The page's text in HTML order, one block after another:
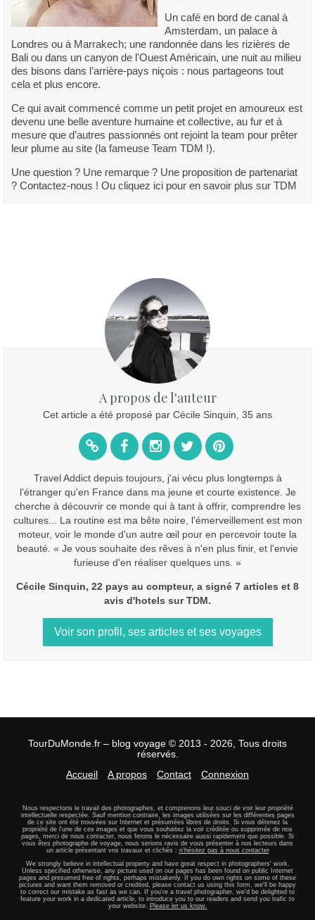
Un café en bord de canal à
Amsterdam, un palace à
Londres ou à Marrakech; une randonnée dans les rizières de
Bali ou dans un canyon de l'Ouest Américain, une nuit au milieu
des bisons dans l’arrière-pays niçois : nous partageons tout
cela et plus encore.
Ce qui avait commencé comme un petit projet en amoureux est
devenu une belle aventure humaine et collective, au fur et à
mesure que d’autres passionnés ont rejoint la team pour prêter
leur plume au site (la fameuse Team TDM !).
Une question ? Une remarque ? Une proposition de partenariat
? Contactez-nous ! Ou cliquez ici pour en savoir plus sur TDM
A propos de l'auteur
Cet article a été proposé par Cécile Sinquin, 35 ans
Travel Addict depuis toujours, j'ai vécu plus longtemps à
l'étranger qu'en France dans ma jeune et courte existence. Je
cherche à découvrir ce monde qui à tant à offrir, comprendre les
cultures... La routine est ma bête noire, l'émerveillement est mon
moteur, voir le monde d'un autre œil pour en percevoir toute la
beauté. « Je vous souhaite des rêves à n'en plus finir, et l'envie
furieuse d'en réaliser quelques uns. »
Cécile Sinquin, 22 pays au compteur, a signé 7 articles et 8
avis d'hotels sur TDM.
Voir son profil, ses articles et ses voyages
TourDuMonde.fr – blog voyage © 2013 - 2026, Tous droits
réservés.
Accueil
A propos Contact Connexion
Nous respectons le travail des photographes, et comprenons leur souci de voir leur propriété
intellectuelle respectée. Sauf mention contraire, les images utilisées sur les différentes pages
de ce site ont été trouvées sur Internet et présumées libres de droits. Si vous détenez la
propriété de l'une de ces images et que vous souhaitez la voir créditée ou supprimée de nos
pages, merci de nous contacter, nous ferons le nécessaire aussi rapidement que possible. Si
vous êtes photographe de voyage, nous serions ravis de vous présenter à nos lecteurs dans
un article présentant vos travaux et clichés : n'hésitez pas à nous contacter
We strongly believe in intellectual property and have great respect in photographers' work.
Unless specified otherwise, any picture used on our pages has been found on public Internet
pages and presumed free of rights, perhaps mistakenly. If you do own rights on some of these
pictures and want them removed or credited, please contact us using this form, we'll be happy
to correct our mistake as fast as we can. If you're a travel photographer, we'd be delighted to
feature your work in a dedicated article, to introduce you to our readers and send you trafic to
your website. Please let us know.